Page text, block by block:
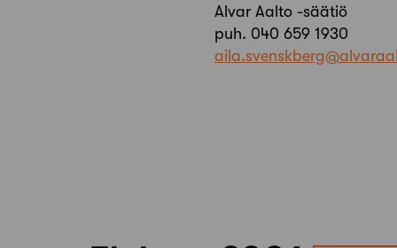
Alvar Aalto -säätiö
puh. 040 659 1930